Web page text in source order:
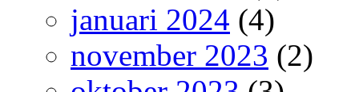
januari 2024 (4)
november 2023 (2)